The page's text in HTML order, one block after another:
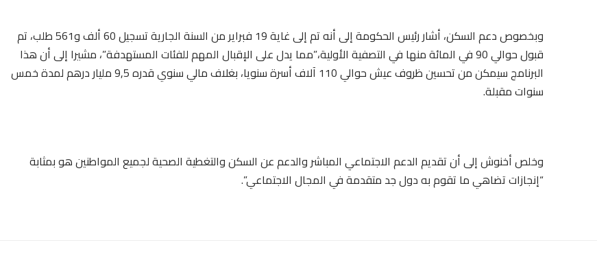
وبخصوص دعم السكن، أشار رئيس الحكومة إلى أنه تم إلى غاية 19 فبراير من السنة الجارية تسجيل 60 ألف و561 طلب، تم
قبول حوالي 90 في المائة منها في التصفية الأولية،”مما يدل على الإقبال المهم للفئات المستهدفة”، مشيرا إلى أن هذا
البرنامج سيمكن من تحسين ظروف عيش حوالي 110 آلاف أسرة سنويا، بغلاف مالي سنوي قدره 9,5 مليار درهم لمدة خمس
سنوات مقبلة.
وخلص أخنوش إلى أن تقديم الدعم الاجتماعي المباشر والدعم عن السكن والتغطية الصحية لجميع المواطنين هو بمثابة
“إنجازات تضاهي ما تقوم به دول جد متقدمة في المجال الاجتماعي”.